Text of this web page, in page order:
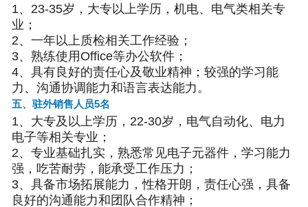
1、23-35岁，大专以上学历，机电、电气类相关专
业；
2、一年以上质检相关工作经验；
3、熟练使用Office等办公软件；
4、具有良好的责任心及敬业精神；较强的学习能
力、沟通协调能力和语言表达能力。
五、驻外销售人员5名
1、大专及以上学历，22-30岁，电气自动化、电力
电子等相关专业；
2、专业基础扎实，熟悉常见电子元器件，学习能力
强，吃苦耐劳，能承受工作压力；
3、具备市场拓展能力，性格开朗，责任心强，具备
良好的沟通能力和团队合作精神；